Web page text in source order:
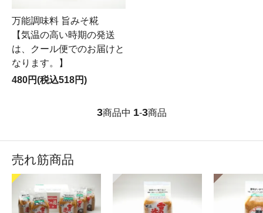
万能調味料 旨みそ糀
【気温の高い時期の発送
は、クール便でのお届けと
なります。】
480円(税込518円)
3商品中 1-3商品
売れ筋商品